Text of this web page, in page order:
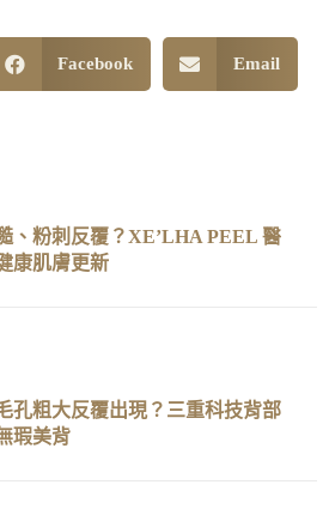
Facebook Email
、粉刺反覆？XE’LHA PEEL 醫
康肌膚更新
孔粗大反覆出現？三重科技背部
瑕美背